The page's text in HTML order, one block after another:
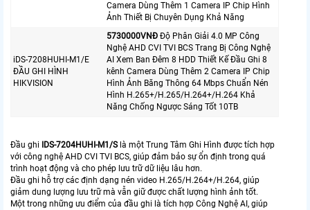
Camera Dùng Thêm 1 Camera IP Chip Hình
Ảnh Thiết Bị Chuyên Dụng Khả Năng
iDS-7208HUHI-M1/E
ĐẦU GHI HÌNH
HIKVISION
5730000VNÐ Độ Phân Giải 4.0 MP Công
Nghệ AHD CVI TVI BCS Trang Bị Công Nghệ
AI Xem Ban Đêm 8 HDD Thiết Kế Đầu Ghi 8
kênh Camera Dùng Thêm 2 Camera IP Chip
Hình Ảnh Băng Thông 64 Mbps Chuẩn Nén
Hình H.265+/H.265/H.264+/H.264 Khả
Năng Chống Ngược Sáng Tốt 10TB
Đầu ghi IDS-7204HUHI-M1/Slà một Trung Tâm Ghi Hình được tích hợp
với công nghệ AHD CVI TVI BCS, giúp đảm bảo sự ổn định trong quá
trình hoạt động và cho phép lưu trữ dữ liệu lâu hơn.
Đầu ghi hỗ trợ các định dạng nén video H.265/H.264+/H.264, giúp
giảm dung lượng lưu trữ mà vẫn giữ được chất lượng hình ảnh tốt.
Một trong những ưu điểm của đầu ghi là tích hợp Công Nghệ AI, giúp